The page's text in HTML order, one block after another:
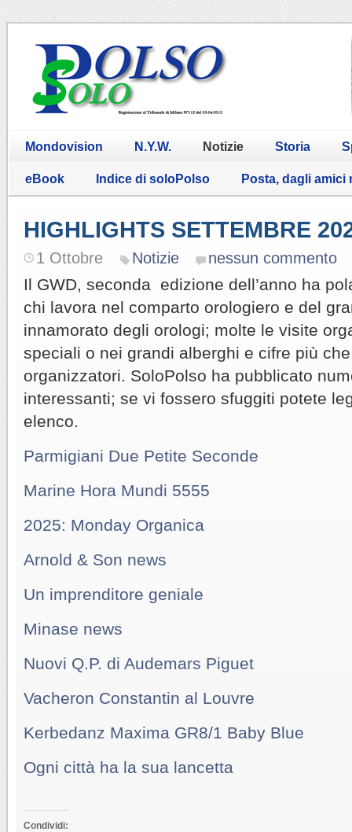
Mondovision N.Y.W. Notizie Storia
eBook Indice di soloPolso Posta, dagli amici
HIGHLIGHTS SETTEMBRE
1 Ottobre Notizie nessun commento
Il GWD, seconda edizione dell’anno ha
chi lavora nel comparto orologiero e del
innamorato degli orologi; molte le visite
speciali o nei grandi alberghi e cifre più
organizzatori. SoloPolso ha pubblicato
interessanti; se vi fossero sfuggiti potete
elenco.
Parmigiani Due Petite Seconde
Marine Hora Mundi 5555
2025: Monday Organica
Arnold & Son news
Un imprenditore geniale
Minase news
Nuovi Q.P. di Audemars Piguet
Vacheron Constantin al Louvre
Kerbedanz Maxima GR8/1 Baby Blue
Ogni città ha la sua lancetta
Condividi: